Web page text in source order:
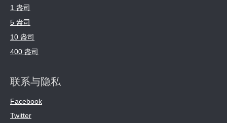
1 盎司
5 盎司
10 盎司
400 盎司
联系与隐私
Facebook
Twitter